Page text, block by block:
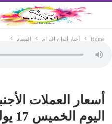
Home أخبار ألوان اف ام اقتصاد
أسعار العملات
اليوم الخميس 17 يوليو 2025